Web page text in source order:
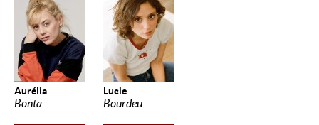
Aurélia
Bonta
Lucie
Bourdeu